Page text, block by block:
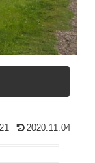
2020.11.04